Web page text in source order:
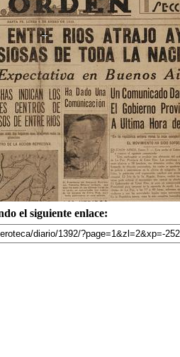
el siguiente enlace: